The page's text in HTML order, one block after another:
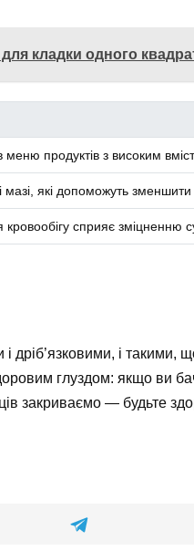
кладки одного
продуктів з високим
мазі, які допоможуть зменшити
сприяє зміцненню
дріб’язковими, і такими,
глуздом: якщо ви
закриваємо — будьте